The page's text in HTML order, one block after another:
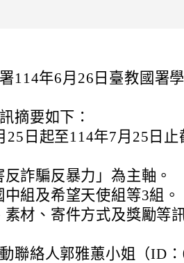
114年6月26日臺教國署
摘要如下：
25日起至114年7月25日止
詐騙反暴力」為主軸。
組及希望天使組等3組。
材、寄件方式及獎勵等
聯絡人郭雅蕙小姐（ID